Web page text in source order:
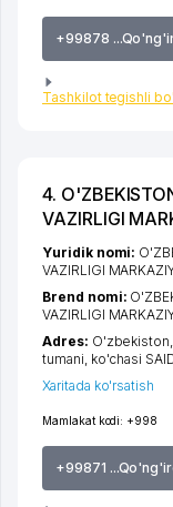
+99878
Tashkilot tegishli
4.
VAZIRLIGI
Mamlakat kodi: +998
+99871
Yuridik nomi:
VAZIRLIGI
Brend nomi:
VAZIRLIGI
Adres:
tumani ko'chasi
Xaritada ko'rsatish